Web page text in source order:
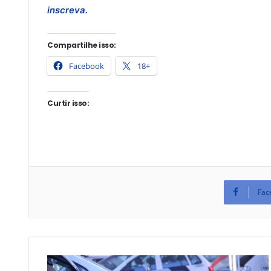
inscreva.
Compartilhe isso:
Facebook 18+
Curtir isso: